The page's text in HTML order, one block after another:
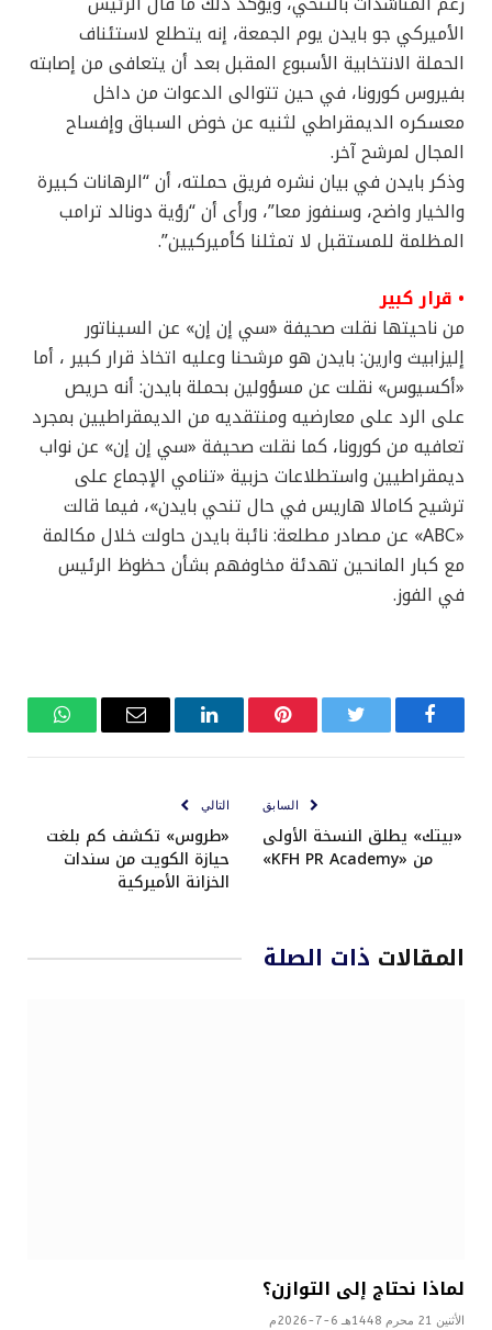
الأميركي جو بايدن يوم الجمعة، إنه يتطلع لاستئناف
الحملة الانتخابية الأسبوع المقبل بعد أن يتعافى من إصابته
بفيروس كورونا، في حين تتوالى الدعوات من داخل
معسكره الديمقراطي لثنيه عن خوض السباق وإفساح
المجال لمرشح آخر.
وذكر بايدن في بيان نشره فريق حملته، أن “الرهانات كبيرة
والخيار واضح، وسنفوز معا”، ورأى أن “رؤية دونالد ترامب
المظلمة للمستقبل لا تمثلنا كأميركيين”.
• قرار كبير
من ناحيتها نقلت صحيفة «سي إن إن» عن السيناتور
إليزابيث وارين: بايدن هو مرشحنا وعليه اتخاذ قرار كبير ، أما
«أكسيوس» نقلت عن مسؤولين بحملة بايدن: أنه حريص
على الرد على معارضيه ومنتقديه من الديمقراطيين بمجرد
تعافيه من كورونا، كما نقلت صحيفة «سي إن إن» عن نواب
ديمقراطيين واستطلاعات حزبية «تنامي الإجماع على
ترشيح كامالا هاريس في حال تنحي بايدن»، فيما قالت
«ABC» عن مصادر مطلعة: نائبة بايدن حاولت خلال مكالمة
مع كبار المانحين تهدئة مخاوفهم بشأن حظوظ الرئيس
في الفوز.
فيسبوك تويتر بينتيريستلينكدإن
البريد
واتساب
السابق
«بيتك» يطلق النسخة الأولى
من «KFH PR Academy»
التالي
«طروس» تكشف كم بلغت
حيازة الكويت من سندات
الخزانة الأميركية
المقالات ذات الصلة
لماذا نحتاج إلى التوازن؟
الأثنين 21 محرم 1448هـ 6-7-2026م